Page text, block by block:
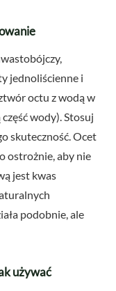
jednoliścienne i
octu z wodą w
wody). Stosuj
skuteczność. Ocet
ostrożnie, aby nie
jest kwas
podobnie, ale
używać